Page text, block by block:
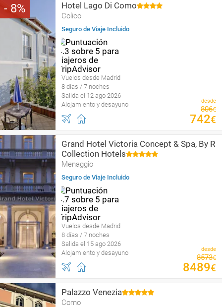
8 Hotel Lago Di Como
Colico
Seguro de Viaje Incluido
Vuelos desde Madrid
8 días / 7 noches
Salida el 12 ago 2026
Alojamiento y desayuno
desde
806€
742€
Grand Hotel Victoria Concept & Spa, By R
Collection Hotels
Menaggio
Seguro de Viaje Incluido
Vuelos desde Madrid
8 días / 7 noches
Salida el 15 ago 2026
Alojamiento y desayuno
desde
8573€
8489€
Palazzo Venezia
Como